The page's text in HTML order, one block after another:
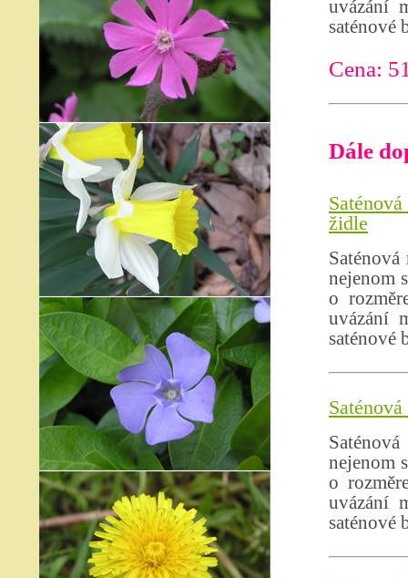
uvázání
saténové
Cena:
Dále
židle
nejenom
o
uvázání
saténové
nejenom
o
uvázání
saténové